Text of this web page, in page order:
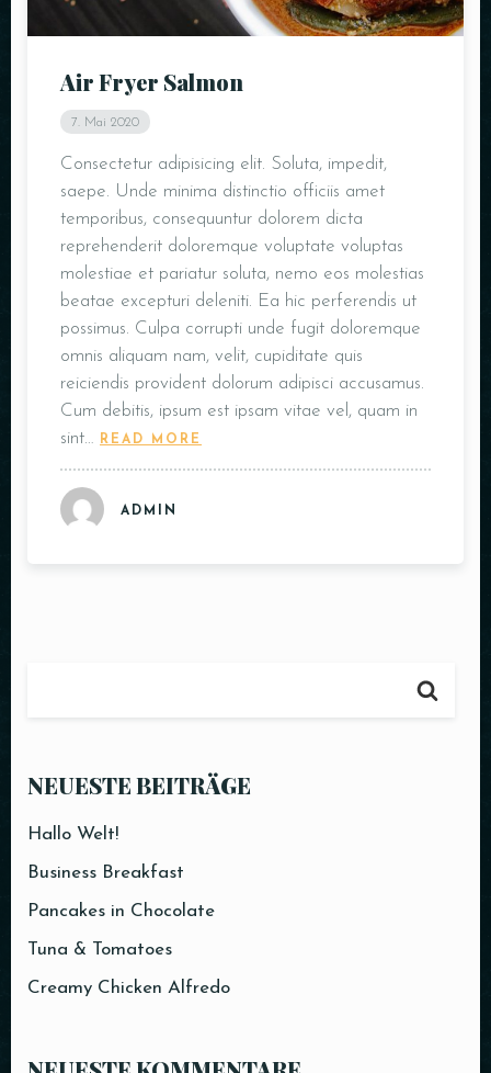
Air Fryer Salmon
7. Mai 2020
Consectetur adipisicing elit. Soluta, impedit,
saepe. Unde minima distinctio officiis amet
temporibus, consequuntur dolorem dicta
reprehenderit doloremque voluptate voluptas
molestiae et pariatur soluta, nemo eos molestias
beatae excepturi deleniti. Ea hic perferendis ut
possimus. Culpa corrupti unde fugit doloremque
omnis aliquam nam, velit, cupiditate quis
reiciendis provident dolorum adipisci accusamus.
Cum debitis, ipsum est ipsam vitae vel, quam in
sint…
READ MORE
ADMIN
NEUESTE BEITRÄGE
Hallo Welt!
Business Breakfast
Pancakes in Chocolate
Tuna & Tomatoes
Creamy Chicken Alfredo